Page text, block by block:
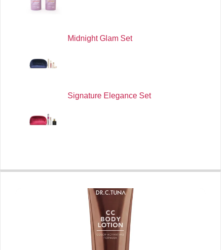
Midnight Glam Set
Signature Elegance Set